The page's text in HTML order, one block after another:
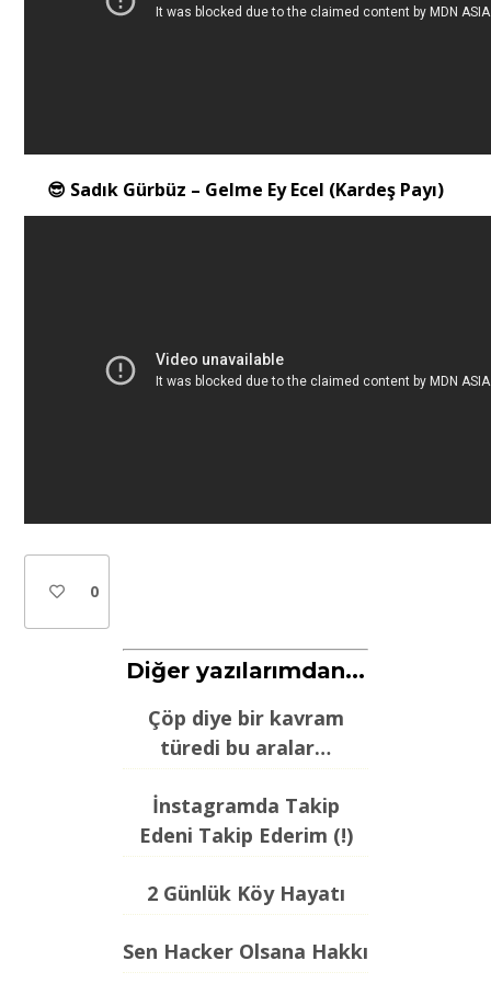
😎 Sadık Gürbüz – Gelme Ey Ecel (Kardeş Payı)
0
Diğer yazılarımdan...
Çöp diye bir kavram
türedi bu aralar…
İnstagramda Takip
Edeni Takip Ederim (!)
2 Günlük Köy Hayatı
Sen Hacker Olsana Hakkı